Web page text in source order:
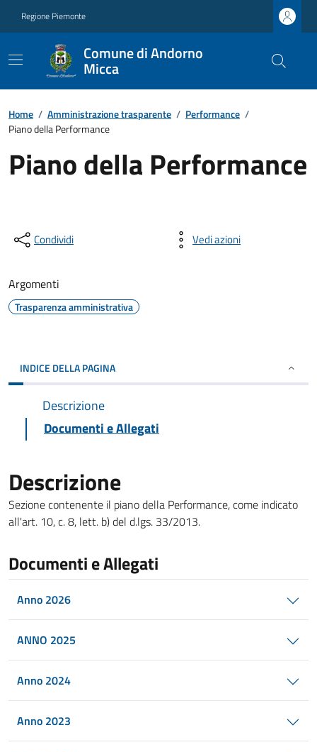
Regione Piemonte
Comune di Andorno
Micca
Home / Amministrazione trasparente / Performance /
Piano della Performance
Piano della Performance
Condividi Vedi azioni
Argomenti
Trasparenza amministrativa
INDICE DELLA PAGINA
Descrizione
Documenti e Allegati
Descrizione
Sezione contenente il piano della Performance, come indicato
all'art. 10, c. 8, lett. b) del d.lgs. 33/2013.
Documenti e Allegati
Anno 2026
ANNO 2025
Anno 2024
Anno 2023